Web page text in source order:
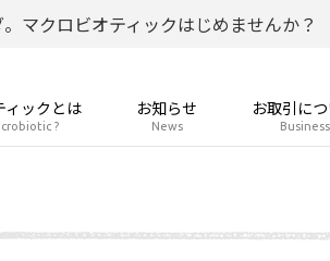
マクロビオティックはじめませんか？
ィックとは
?
お知らせ
News
お取引に
Business